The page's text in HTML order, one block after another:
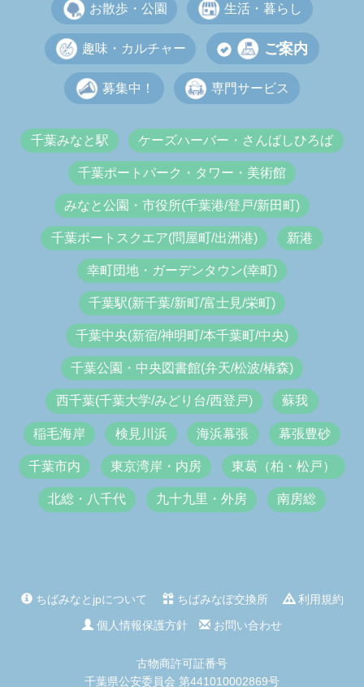
お散歩・公園 生活・暮らし
趣味・カルチャー ご案内
募集中！ 専門サービス
千葉みなと駅 ケーズハーバー・さんばしひろば
千葉ポートパーク・タワー・美術館
みなと公園・市役所(千葉港/登戸/新田町)
千葉ポートスクエア(問屋町/出洲港) 新港
幸町団地・ガーデンタウン(幸町)
千葉駅(新千葉/新町/富士見/栄町)
千葉中央(新宿/神明町/本千葉町/中央)
千葉公園・中央図書館(弁天/松波/椿森)
西千葉(千葉大学/みどり台/西登戸) 蘇我
稲毛海岸 検見川浜 海浜幕張 幕張豊砂
千葉市内 東京湾岸・内房 東葛（柏・松戸）
北総・八千代 九十九里・外房 南房総
ちばみなとjpについて ちばみなぽ交換所
利用規約
個人情報保護方針
お問い合わせ
古物商許可証番号
千葉県公安委員会 第441010002869号